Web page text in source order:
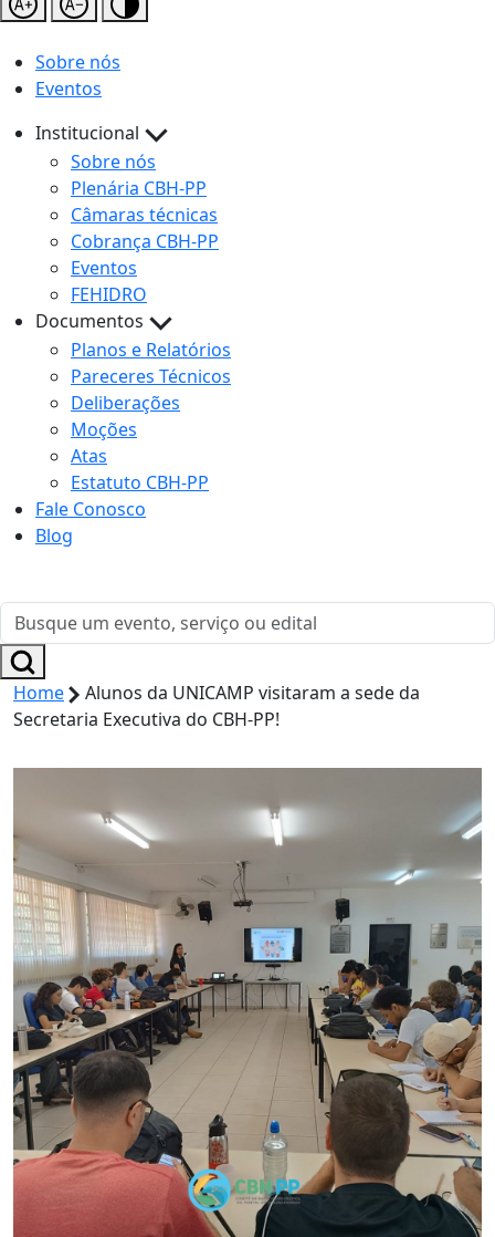
Sobre nós
Eventos
Institucional
Sobre nós
Plenária CBH-PP
Câmaras técnicas
Cobrança CBH-PP
Eventos
FEHIDRO
Documentos
Planos e Relatórios
Pareceres Técnicos
Deliberações
Moções
Atas
Estatuto CBH-PP
Fale Conosco
Blog
Home
Alunos da UNICAMP visitaram a sede da
Secretaria Executiva do CBH-PP!